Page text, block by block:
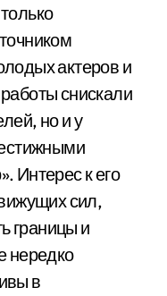
актеров и
снискали
но и у
Интерес к его
сил,
границы и
нередко
в